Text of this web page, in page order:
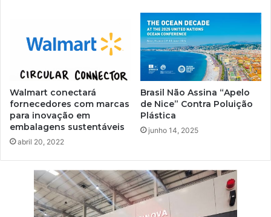
Walmart conectará
fornecedores com marcas
para inovação em
embalagens sustentáveis
abril 20, 2022
Brasil Não Assina “Apelo
de Nice” Contra Poluição
Plástica
junho 14, 2025